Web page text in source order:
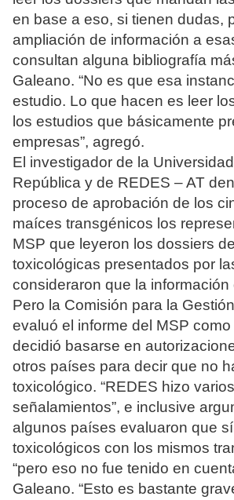
en base a eso, si tienen dudas,
ampliación de información a
consultan alguna bibliografía
Galeano. “No es que esa
estudio. Lo que hacen es leer
los estudios que básicamente
empresas”, agregó.
El investigador de la
República y de REDES – AT
proceso de aprobación de los
maíces transgénicos los
MSP que leyeron los dossiers
toxicológicas presentados por
consideraron que la información
Pero la Comisión para la
evaluó el informe del MSP
decidió basarse en
otros países para decir que no
toxicológico. “REDES hizo varios
señalamientos”, e inclusive
algunos países evaluaron que
toxicológicos con los mismos
“pero eso no fue tenido en
Galeano. “Esto es bastante